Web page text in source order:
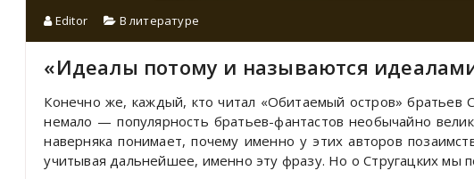
Editor В литературе
«Идеалы потому и называются
Конечно же, каждый, кто читал «Обитаемый остров» братьев
немало — популярность братьев-фантастов необычайно
наверняка понимает, почему именно у этих авторов
учитывая дальнейшее, именно эту фразу. Но о Стругацких мы